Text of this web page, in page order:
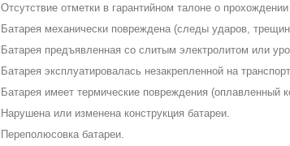
Отсутствие отметки в гарантийном талоне о
Батарея механически повреждена (следы ударов,
Батарея предъявленная со слитым электролитом или
Батарея эксплуатировалась незакрепленной на
Батарея имеет термические повреждения (оплавленный
Нарушена или изменена конструкция батареи.
Переполюсовка батареи.